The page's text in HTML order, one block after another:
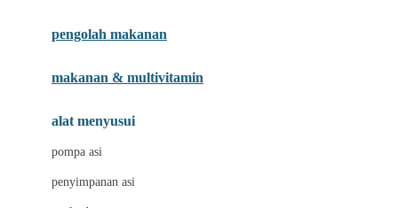
Joolz
pengolah makanan
makanan & multivitamin
alat menyusui
pompa asi
penyimpanan asi